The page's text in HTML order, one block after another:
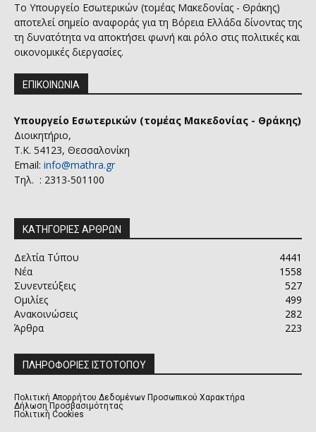
Το Υπουργείο Εσωτερικών (τομέας Μακεδονίας - Θράκης)
αποτελεί σημείο αναφοράς για τη Βόρεια Ελλάδα δίνοντας της
τη δυνατότητα να αποκτήσει φωνή και ρόλο στις πολιτικές και
οικονομικές διεργασίες.
ΕΠΙΚΟΙΝΩΝΙΑ
Υπουργείο Εσωτερικών (τομέας Μακεδονίας - Θράκης)
Διοικητήριο,
Τ.Κ. 54123, Θεσσαλονίκη
Email: info@mathra.gr
Τηλ. : 2313-501100
ΚΑΤΗΓΟΡΙΕΣ ΑΡΘΡΩΝ
Δελτία Τύπου
4441
Νέα
1558
Συνεντεύξεις
527
Ομιλίες
499
Ανακοινώσεις
282
Άρθρα
223
ΠΛΗΡΟΦΟΡΙΕΣ ΙΣΤΟΤΟΠΟΥ
Πολιτική Απορρήτου Δεδομένων Προσωπικού Χαρακτήρα
Δήλωση Προσβασιμότητας
Πολιτική Cookies